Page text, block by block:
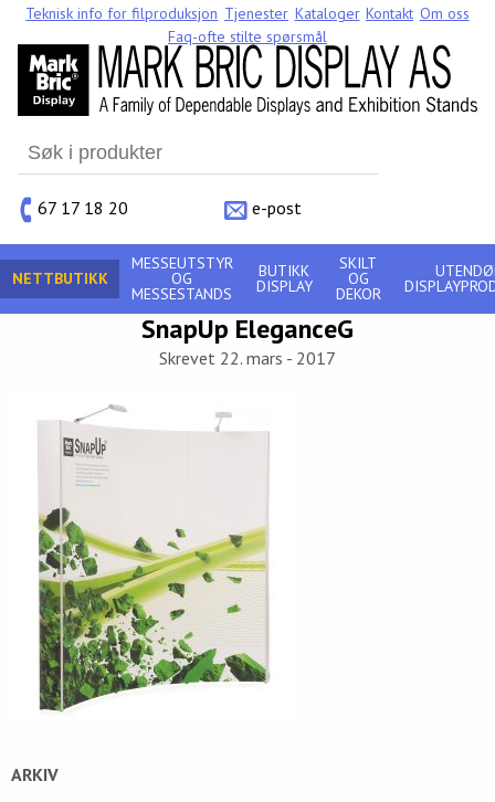
Search
for:
67 17 18 20
e-post
Teknisk info for filproduksjon Tjenester Kataloger Kontakt Om oss
Faq-ofte stilte spørsmål
NETTBUTIKK
MESSEUTSTYR
OG
MESSESTANDS
BUTIKK
DISPLAY
SKILT
OG
DEKOR
SnapUp EleganceG
Skrevet 22. mars - 2017
ARKIV